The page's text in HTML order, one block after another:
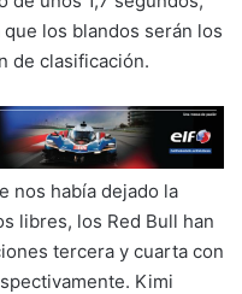
los blandos serán los
de clasificación.
nos había dejado la
libres, los Red Bull han
tercera y cuarta con
Kimi